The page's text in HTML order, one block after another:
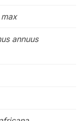
annuus